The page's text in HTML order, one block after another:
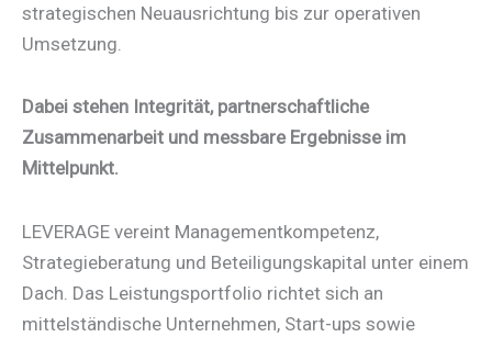
strategischen Neuausrichtung bis zur operativen
Umsetzung.
Dabei stehen Integrität, partnerschaftliche
Zusammenarbeit und messbare Ergebnisse im
Mittelpunkt.
LEVERAGE vereint Managementkompetenz,
Strategieberatung und Beteiligungskapital unter einem
Dach. Das Leistungsportfolio richtet sich an
mittelständische Unternehmen, Start-ups sowie